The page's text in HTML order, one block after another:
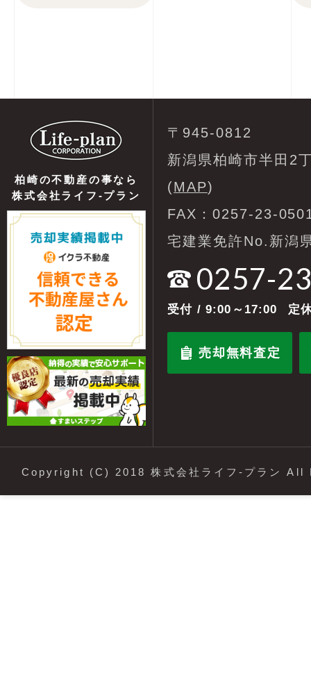
柏崎の不動産の事なら
株式会社ライフ-プラン
〒945-0812
新潟県柏崎市半田2
(MAP)
FAX：0257-23-
宅建業免許No.新潟
0257-
受付 / 9:00～17:00 定
売却無料査定
Copyright (C) 2018 株式会社ライフ-プラン